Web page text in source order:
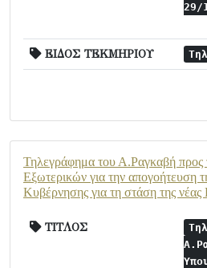
29/
ΕΙΔΟΣ ΤΕΚΜΗΡΙΟΥ
Τηλεγράφημα του Α.Ραγκαβή προς
Εξωτερικών για την απογοήτευση
Κυβέρνησης για τη στάση της
ΤΙΤΛΟΣ